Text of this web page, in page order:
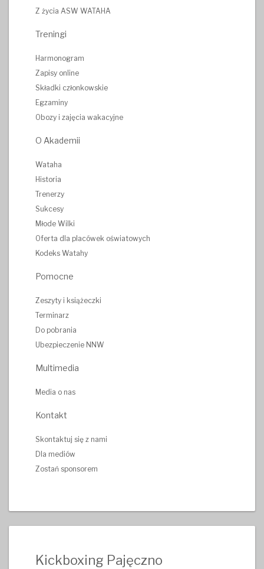
Z życia ASW WATAHA
Treningi
Harmonogram
Zapisy online
Składki członkowskie
Egzaminy
Obozy i zajęcia wakacyjne
O Akademii
Wataha
Historia
Trenerzy
Sukcesy
Młode Wilki
Oferta dla placówek oświatowych
Kodeks Watahy
Pomocne
Zeszyty i książeczki
Terminarz
Do pobrania
Ubezpieczenie NNW
Multimedia
Media o nas
Kontakt
Skontaktuj się z nami
Dla mediów
Zostań sponsorem
Kickboxing Pajęczno